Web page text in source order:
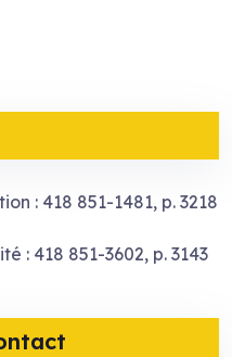
: 418 851-1481, p. 3218
: 418 851-3602, p. 3143